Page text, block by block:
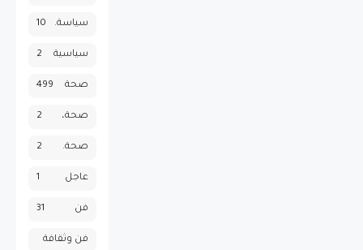
سياسة. 10
سياسية 2
صحة 499
صحة، 2
صحة. 2
عاجل 1
فن 31
فن وثقافة